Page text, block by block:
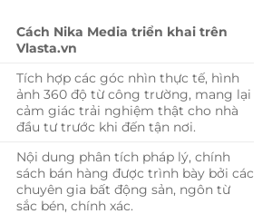
Cách Nika Media triển khai trên
Vlasta.vn
Tích hợp các góc nhìn thực tế, hình
ảnh 360 độ từ công trường, mang lại
cảm giác trải nghiệm thật cho nhà
đầu tư trước khi đến tận nơi.
Nội dung phân tích pháp lý, chính
sách bán hàng được trình bày bởi các
chuyên gia bất động sản, ngôn từ
sắc bén, chính xác.